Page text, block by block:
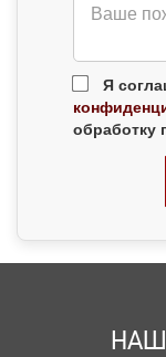
Я
обработку